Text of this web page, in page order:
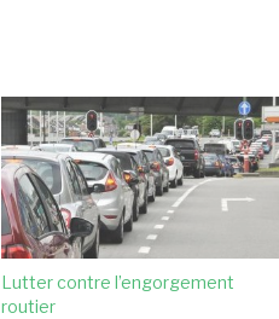
Lutter contre l’engorgement
routier